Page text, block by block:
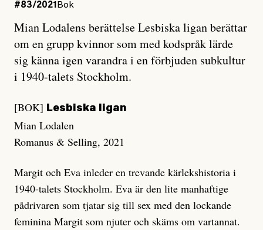
#83/2021Bok
Mian Lodalens berättelse Lesbiska ligan berättar
om en grupp kvinnor som med kodspråk lärde
sig känna igen varandra i en förbjuden subkultur
i 1940-talets Stockholm.
[BOK] Lesbiska ligan
Mian Lodalen
Romanus & Selling, 2021
Margit och Eva inleder en trevande kärlekshistoria i
1940-talets Stockholm. Eva är den lite manhaftige
pådrivaren som tjatar sig till sex med den lockande
feminina Margit som njuter och skäms om vartannat.